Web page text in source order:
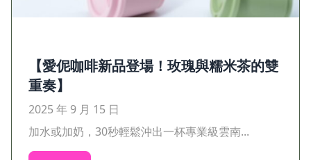
【愛伲咖啡新品登場！玫瑰與糯米茶的雙
重奏】
2025 年 9 月 15 日
加水或加奶，30秒輕鬆沖出一杯專業級雲南...